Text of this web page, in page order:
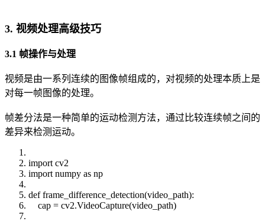
3. 视频处理高级技巧
3.1 帧操作与处理
视频是由一系列连续的图像帧组成的，对视频的处理本质上是
对每一帧图像的处理。
帧差分法是一种简单的运动检测方法，通过比较连续帧之间的
差异来检测运动。
import cv2
import numpy as np
def frame_difference_detection(video_path):
cap = cv2.VideoCapture(video_path)